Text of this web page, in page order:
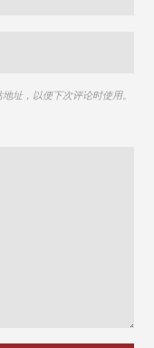
址，以便下次评论时使用。